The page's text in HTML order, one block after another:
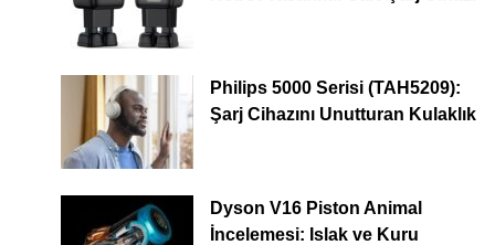
Philips 5000 Serisi (TAH5209):
Şarj Cihazını Unutturan Kulaklık
Dyson V16 Piston Animal
İncelemesi: Islak ve Kuru